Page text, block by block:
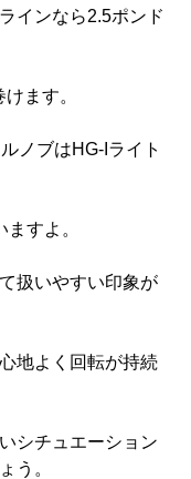
インなら2.5ポンド
ます。
ノブはHG-Iライト
すよ。
扱いやすい印象が
地よく回転が持続
シチュエーション
う。